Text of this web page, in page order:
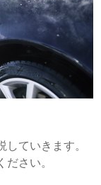
ていきます。
さい。